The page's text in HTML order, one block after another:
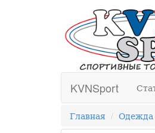
KVNSport
Главная Одежда